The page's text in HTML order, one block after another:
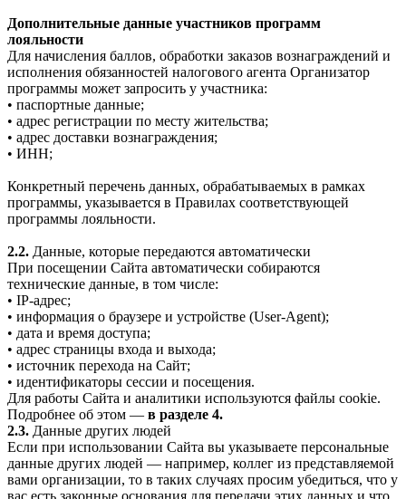
Дополнительные данные участников программ
лояльности
Для начисления баллов, обработки заказов вознаграждений и
исполнения обязанностей налогового агента Организатор
программы может запросить у участника:
• паспортные данные;
• адрес регистрации по месту жительства;
• адрес доставки вознаграждения;
• ИНН;
Конкретный перечень данных, обрабатываемых в рамках
программы, указывается в Правилах соответствующей
программы лояльности.
2.2. Данные, которые передаются автоматически
При посещении Сайта автоматически собираются
технические данные, в том числе:
• IP-адрес;
• информация о браузере и устройстве (User-Agent);
• дата и время доступа;
• адрес страницы входа и выхода;
• источник перехода на Сайт;
• идентификаторы сессии и посещения.
Для работы Сайта и аналитики используются файлы cookie.
Подробнее об этом — в разделе 4.
2.3. Данные других людей
Если при использовании Сайта вы указываете персональные
данные других людей — например, коллег из представляемой
вами организации, то в таких случаях просим убедиться, что у
вас есть законные основания для передачи этих данных и что